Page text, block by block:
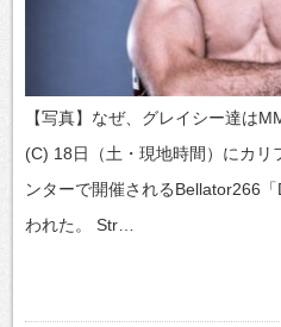
【写真】なぜ、グレイシー達は
(C) 18日（土・現地時間）にカリ
ンターで開催されるBellator266
われた。 Str…